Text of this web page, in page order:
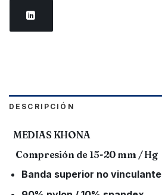
DESCRIPCIÓN
MEDIAS KHONA
Compresión de 15-20 mm / Hg
Banda superior no vinculante